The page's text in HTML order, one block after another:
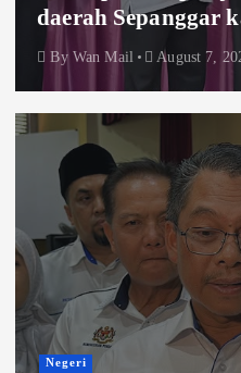
daerah Sepanggar
By Wan Mail August 7,
Negeri